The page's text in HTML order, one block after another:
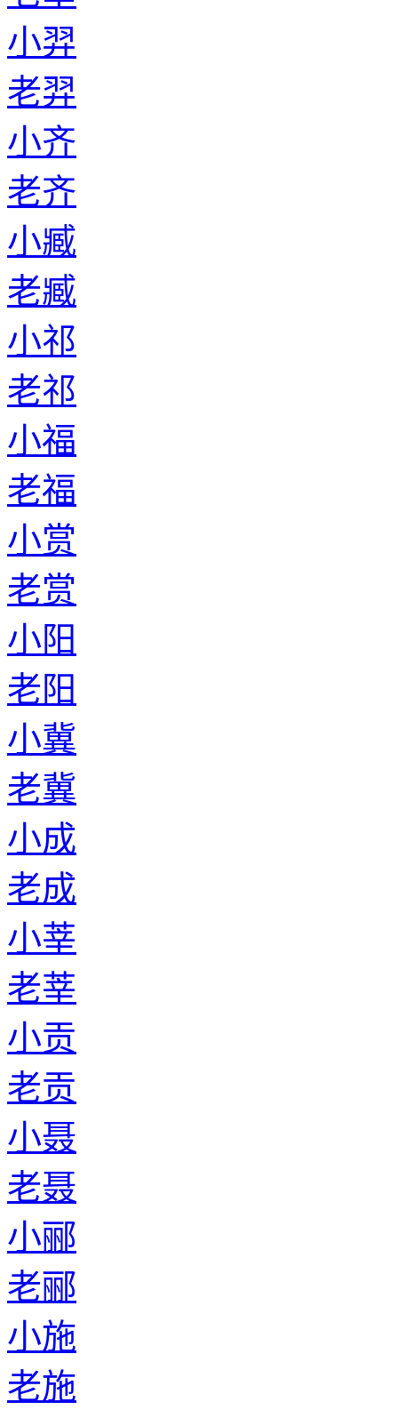
小羿
老羿
小齐
老齐
小臧
老臧
小祁
老祁
小福
老福
小赏
老赏
小阳
老阳
小冀
老冀
小成
老成
小莘
老莘
小贡
老贡
小聂
老聂
小郦
老郦
小施
老施